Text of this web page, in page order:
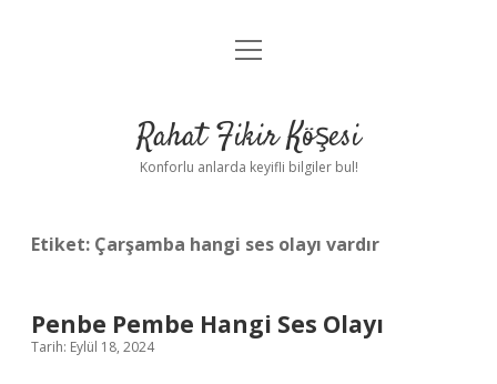
Anasayfa
Yasal Uyarı
menüyü
Rahat Fikir Köşesi
Konforlu anlarda keyifli bilgiler bul!
Etiket: Çarşamba hangi ses olayı vardır
Penbe Pembe Hangi Ses Olayı
Tarih: Eylül 18, 2024